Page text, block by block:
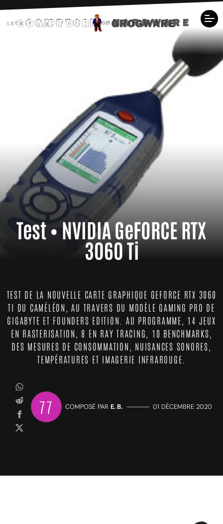
Test • NVIDIA GeFORCE RTX
3060 Ti
TEST DE LA NOUVELLE CARTE GRAPHIQUE GEFORCE RTX 3060
TI DU CAMÉLÉON, AU TRAVERS DU MODÈLE GAMING PRO DE
GIGABYTE ET FOUNDERS EDITION. AU PROGRAMME, 14 JEUX
EN RASTERISATION, 8 EN RAY TRACING, 10 BENCHMARKS,
DES MESURES DE CONSOMMATION, NUISANCES SONORES,
TEMPÉRATURES ET IMAGERIE INFRAROUGE.
77 COMPOSÉ PAR E. B. ————— 01 DÉCEMBRE 2020